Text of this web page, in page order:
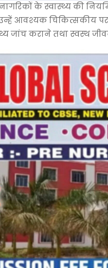
नागरिकों के स्वास्थ्य की
आवश्यक चिकित्सकीय
जांच कराने तथा स्वस्थ